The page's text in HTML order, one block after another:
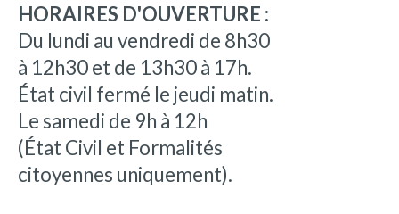
HORAIRES D'OUVERTURE :
Du lundi au vendredi de 8h30
à 12h30 et de 13h30 à 17h.
État civil fermé le jeudi matin.
Le samedi de 9h à 12h
(État Civil et Formalités
citoyennes uniquement).